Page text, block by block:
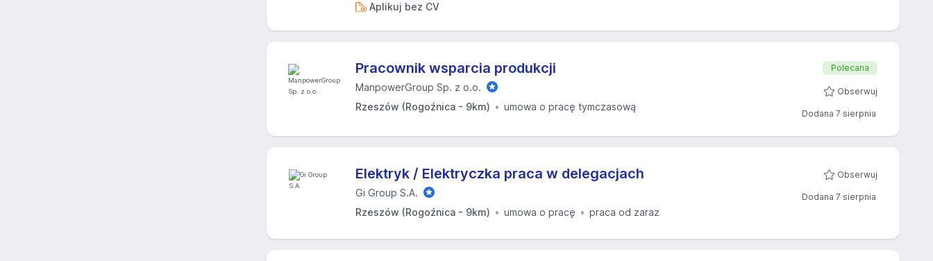
Aplikuj bez CV
Pracownik wsparcia produkcji
ManpowerGroup Sp. z o.o.
Rzeszów (Rogoźnica - 9km)
umowa o pracę tymczasową
Polecana
Obserwuj
Dodana 7 sierpnia
Elektryk / Elektryczka praca w delegacjach
Gi Group S.A.
Rzeszów (Rogoźnica - 9km)
umowa o pracę praca od zaraz
Obserwuj
Dodana 7 sierpnia